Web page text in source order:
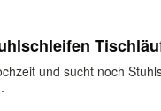
und sucht noch